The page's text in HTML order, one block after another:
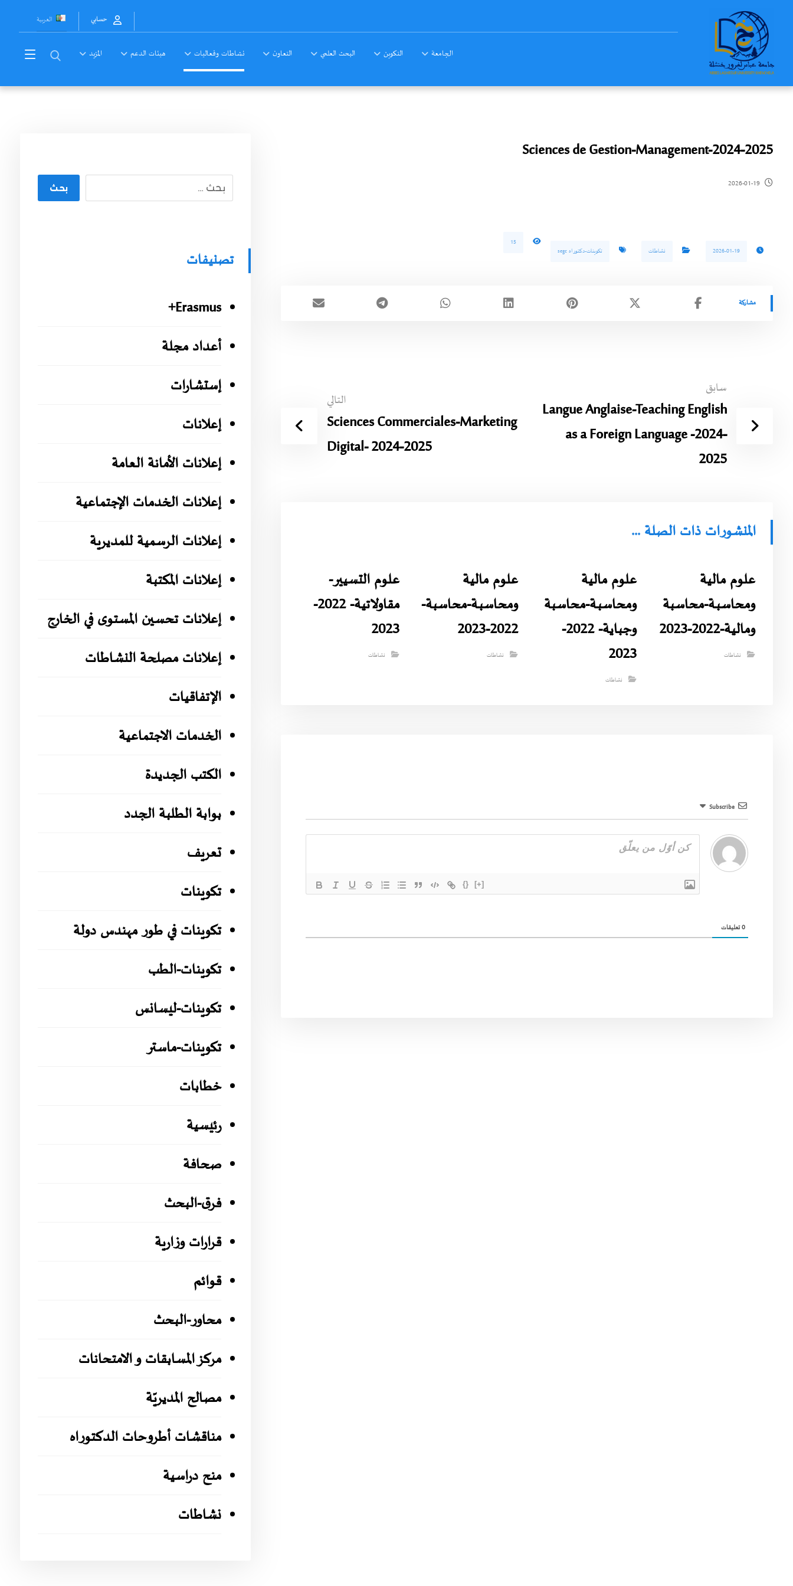
العربية حسابي
الجامعة التكوين البحث العلمي التعاون نشاطات وفعاليات هيئات الدعم المزيد
Sciences de Gestion-Management-2024-2025
2026-01-19
2026-01-19 نشاطات تكوينات-دكتوراه segc
15
سابق
Langue Anglaise-Teaching English
as a Foreign Language -2024-
2025
التالي
Sciences Commerciales-Marketing
Digital- 2024-2025
المنشورات ذات الصلة ...
علوم مالية
ومحاسبـة-محاسبة
ومالية-2022-2023
نشاطات
علوم مالية
ومحاسبـة-محاسبة
وجباية- 2022-
2023
نشاطات
علوم مالية
ومحاسبـة-محاسبة-
2022-2023
نشاطات
علوم التسيير-
مقاولاتية- 2022-
2023
نشاطات
Subscribe
{} [+]
0تعليقات
بحث
تصنيفات
Erasmus+
أعداد مجلة
إستشارات
إعلانات
إعلانات الأمانة العامة
إعلانات الخدمات الإجتماعية
إعلانات الرسمية للمديرية
إعلانات المكتبة
إعلانات تحسين المستوى في الخارج
إعلانات مصلحة النشاطات
الإتفاقيات
الخدمات الاجتماعية
الكتب الجديدة
بوابة الطلبة الجدد
تعريف
تكوينات
تكوينات في طور مهندس دولة
تكوينات-الطب
تكوينات-ليسانس
تكوينات-ماستر
خطابات
رئيسية
صحافة
فرق-البحث
قرارات وزارية
قوائم
محاور-البحث
مركز المسابقات و الامتحانات
مصالح المديريّة
مناقشات أطروحات الدكتوراه
منح دراسية
نشاطات